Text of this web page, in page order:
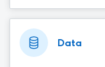
Data